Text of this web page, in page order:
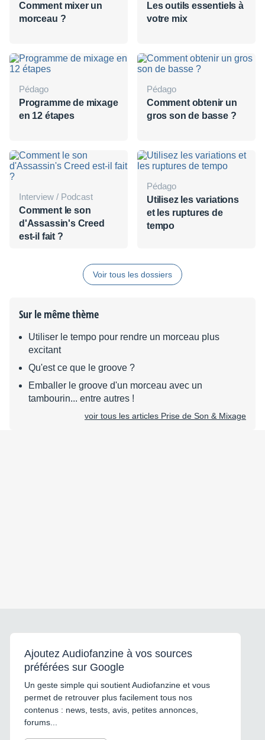
Comment mixer un
morceau ?
Les outils essentiels à
votre mix
Pédago
Programme de mixage
en 12 étapes
Pédago
Comment obtenir un
gros son de basse ?
Interview / Podcast
Comment le son
d'Assassin's Creed
est-il fait ?
Pédago
Utilisez les variations
et les ruptures de
tempo
Voir tous les dossiers
Sur le même thème
Utiliser le tempo pour rendre un morceau plus
excitant
Qu'est ce que le groove ?
Emballer le groove d'un morceau avec un
tambourin... entre autres !
voir tous les articles Prise de Son & Mixage
Ajoutez Audiofanzine à vos sources
préférées sur Google
Un geste simple qui soutient Audiofanzine et vous
permet de retrouver plus facilement tous nos
contenus : news, tests, avis, petites annonces,
forums...